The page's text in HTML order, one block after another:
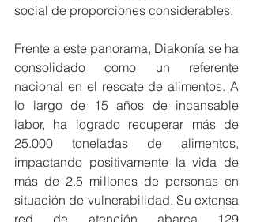
social de proporciones considerables.
Frente a este panorama, Diakonía se ha
consolidado como un referente
nacional en el rescate de alimentos. A
lo largo de 15 años de incansable
labor, ha logrado recuperar más de
25.000 toneladas de alimentos,
impactando positivamente la vida de
más de 2.5 millones de personas en
situación de vulnerabilidad. Su extensa
red de atención abarca 129